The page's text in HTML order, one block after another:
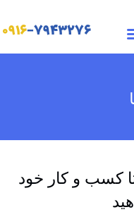
۰۹۱۶-۷۹۴۳۲۷۶
کسب و کار خود